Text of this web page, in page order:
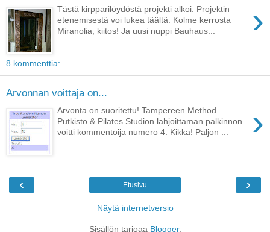
›
Tästä kirpparilöydöstä projekti alkoi. Projektin
etenemisestä voi lukea täältä. Kolme kerrosta
Miranolia, kiitos! Ja uusi nuppi Bauhaus...
8 kommenttia:
Arvonnan voittaja on...
›
Arvonta on suoritettu! Tampereen Method
Putkisto & Pilates Studion lahjoittaman palkinnon
voitti kommentoija numero 4: Kikka! Paljon ...
‹ ›
Etusivu
Näytä internetversio
Sisällön tarjoaa Blogger.